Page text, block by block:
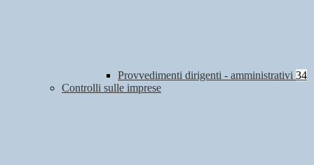
Provvedimenti dirigenti - amministrativi 34
Controlli sulle imprese